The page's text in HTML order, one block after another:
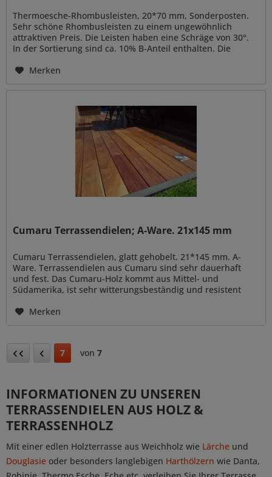
Thermoesche-Rhombusleisten, 20*70 mm, Sonderposten.
Sehr schöne Rhombusleisten zu einem ungewöhnlich
attraktiven Preis. Die Leisten haben eine Schräge von 30°.
In der Sortierung sind ca. 10% B-Anteil enthalten. Die
Merken
Cumaru Terrassendielen; A-Ware. 21x145 mm
Cumaru Terrassendielen, glatt gehobelt. 21*145 mm. A-
Ware. Terrassendielen aus Cumaru sind sehr dauerhaft
und fest. Das Cumaru-Holz kommt aus Mittel- und
Südamerika, ist sehr witterungsbeständig und resistent
Merken
7 von 7
INFORMATIONEN ZU UNSEREN
TERRASSENDIELEN AUS HOLZ &
TERRASSENHOLZ
Mit einer edlen Holzterrasse aus Weichholz wie Lärche und
Douglasie oder besonders langlebigen Harthölzern wie Danta,